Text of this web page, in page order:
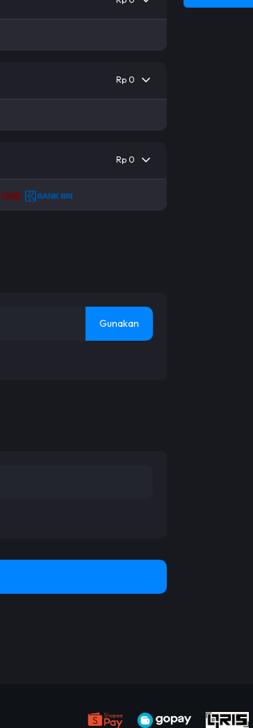
Rp 0
Rp 0
Gunakan